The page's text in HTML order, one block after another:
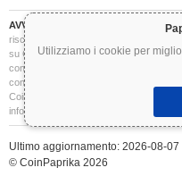
Utilizziamo i cookie per
AVVERTENZA IMPORTANTE:
Le
rischi significativi. Potresti perdere
su Coinpaprika sono fornite
consulenza finanziaria o di
consulta un consulente finanziario
Coinpaprika non è responsabile per
informazioni.
Ultimo aggiornamento: 2026-08-07
© CoinPaprika 2026